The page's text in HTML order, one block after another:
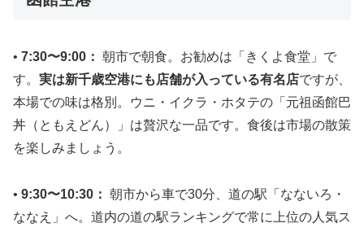
• 7:30〜9:00： 朝市で朝食。お勧めは「きくよ食堂」で
す。 実は新千歳空港にも店舗が入っている有名店ですが、
本場での味は格別。ウニ・イクラ・ホタテの「元祖函館巴
丼（ともえどん）」は贅沢な一品です。食後は市場の散策
を楽しみましょう。
• 9:30〜10:30： 朝市から車で30分、道の駅「なないろ・
ななえ」へ。道内の道の駅ランキングで常に上位の人気ス